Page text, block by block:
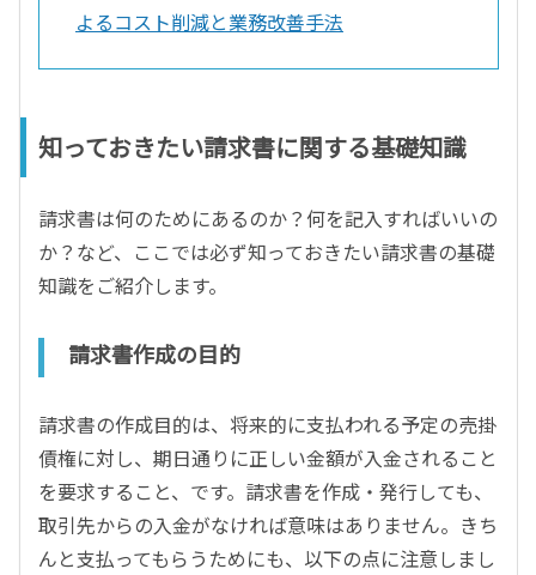
よるコスト削減と業務改善手法
知っておきたい請求書に関する基礎知識
請求書は何のためにあるのか？何を記入すればいいの
か？など、ここでは必ず知っておきたい請求書の基礎
知識をご紹介します。
請求書作成の目的
請求書の作成目的は、将来的に支払われる予定の売掛
債権に対し、期日通りに正しい金額が入金されること
を要求すること、です。請求書を作成・発行しても、
取引先からの入金がなければ意味はありません。きち
んと支払ってもらうためにも、以下の点に注意しまし